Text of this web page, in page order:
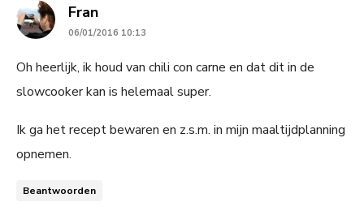
Fransays:
06/01/2016 10:13
Oh heerlijk, ik houd van chili con carne en dat dit in de
slowcooker kan is helemaal super.
Ik ga het recept bewaren en z.s.m. in mijn maaltijdplanning
opnemen.
Beantwoorden